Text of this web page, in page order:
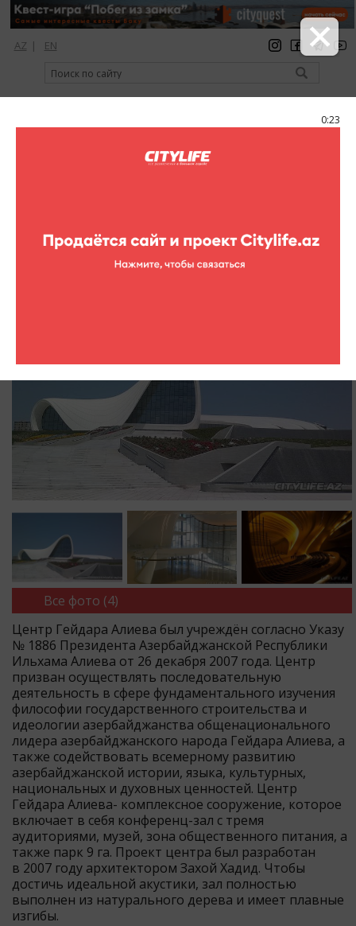
0:23
AZ | EN
регистрация вход Citylife Magazine
Центр Гейдара Алиева
Все фото (4)
Центр Гейдара Алиева был учреждён согласно Указу
№ 1886 Президента Азербайджанской Республики
Ильхама Алиева от 26 декабря 2007 года. Центр
призван осуществлять последовательную
деятельность в сфере фундаментального изучения
философии государственного строительства и
идеологии азербайджанства общенационального
лидера азербайджанского народа Гейдара Алиева, а
также содействовать всемерному развитию
азербайджанской истории, языка, культурных,
национальных и духовных ценностей. Центр
Гейдара Алиева- комплексное сооружение, которое
включает в себя конференц-зал с тремя
аудиториями, музей, зона общественного питания, а
также парк 9 га. Проект центра был разработан
в 2007 году архитектором Захой Хадид. Чтобы
достичь идеальной акустики, зал полностью
выполнен из натурального дерева и имеет плавные
изгибы.